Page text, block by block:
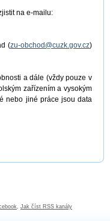
na e-mailu:
(zu-obchod@cuzk.gov.cz)
a dále (vždy pouze v
zařízením a vysokým
nebo jiné práce jsou data
, Jak číst RSS kanály